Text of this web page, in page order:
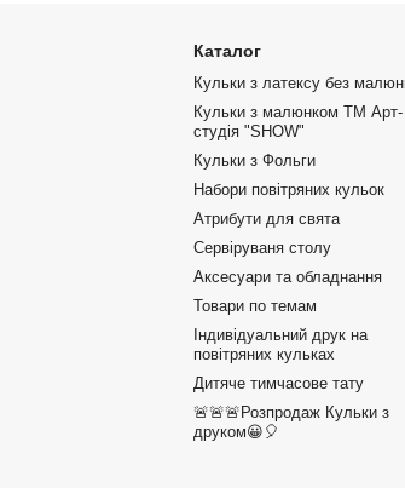
Каталог
Кульки з латексу без
Кульки з малюнком ТМ Арт-
студія "SHOW"
Кульки з Фольги
Набори повітряних кульок
Атрибути для свята
Сервіруваня столу
Аксесуари та обладнання
Товари по темам
Індивідуальний друк на
повітряних кульках
Дитяче тимчасове тату
🚨🚨🚨Розпродаж Кульки з
друком😀🎈